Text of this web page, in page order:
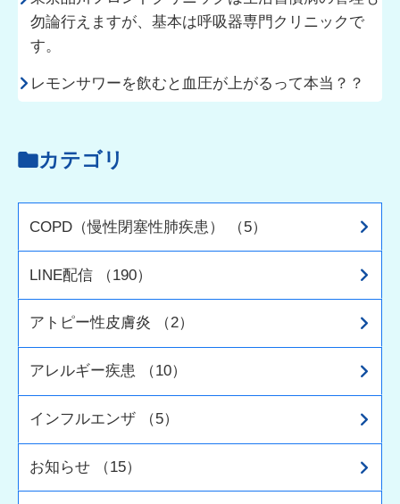
勿論行えますが、基本は呼吸器専門クリニックで
す。
レモンサワーを飲むと血圧が上がるって本当？？
カテゴリ
COPD（慢性閉塞性肺疾患） （5）
LINE配信 （190）
アトピー性皮膚炎 （2）
アレルギー疾患 （10）
インフルエンザ （5）
お知らせ （15）